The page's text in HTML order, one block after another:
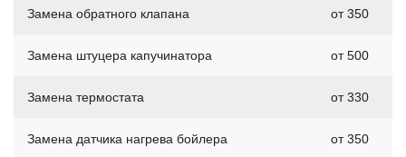
Замена обратного клапана от 350
Замена штуцера капучинатора от 500
Замена термостата от 330
Замена датчика нагрева бойлера от 350